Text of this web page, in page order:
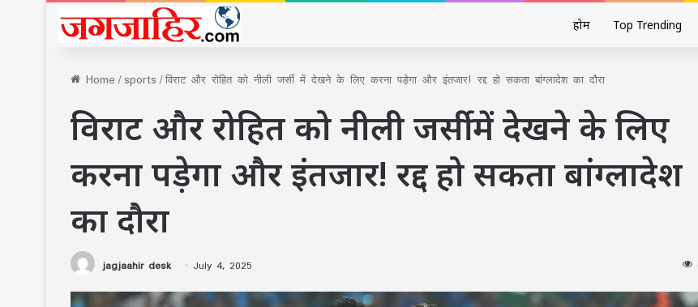
होम Top Trending
Home/sports/विराट और रोहित को नीली जर्सी में देखने के लिए करना पडे़गा और इंतजार! रद्द हो सकता बांग्लादेश का दौरा
विराट और रोहित को नीली जर्सी में देखने के लिए
करना पडे़गा और इंतजार! रद्द हो सकता बांग्लादेश
का दौरा
jagjaahir desk July 4, 2025